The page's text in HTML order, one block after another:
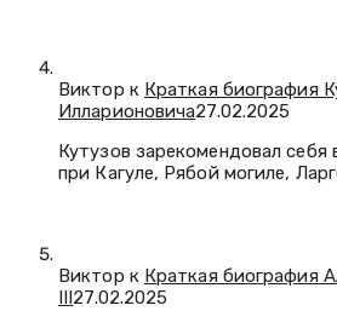
Виктор к Краткая биография
Илларионовича27.02.2025
Кутузов зарекомендовал себя
при Кагуле, Рябой могиле,
Виктор к Краткая биография
III27.02.2025